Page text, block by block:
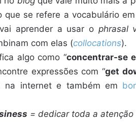
que se refere a vocabulário
aprender a usar o phrasal
com elas (collocations).
algo como “concentrar-se
expressões com “get
na internet e também em
= dedicar toda a